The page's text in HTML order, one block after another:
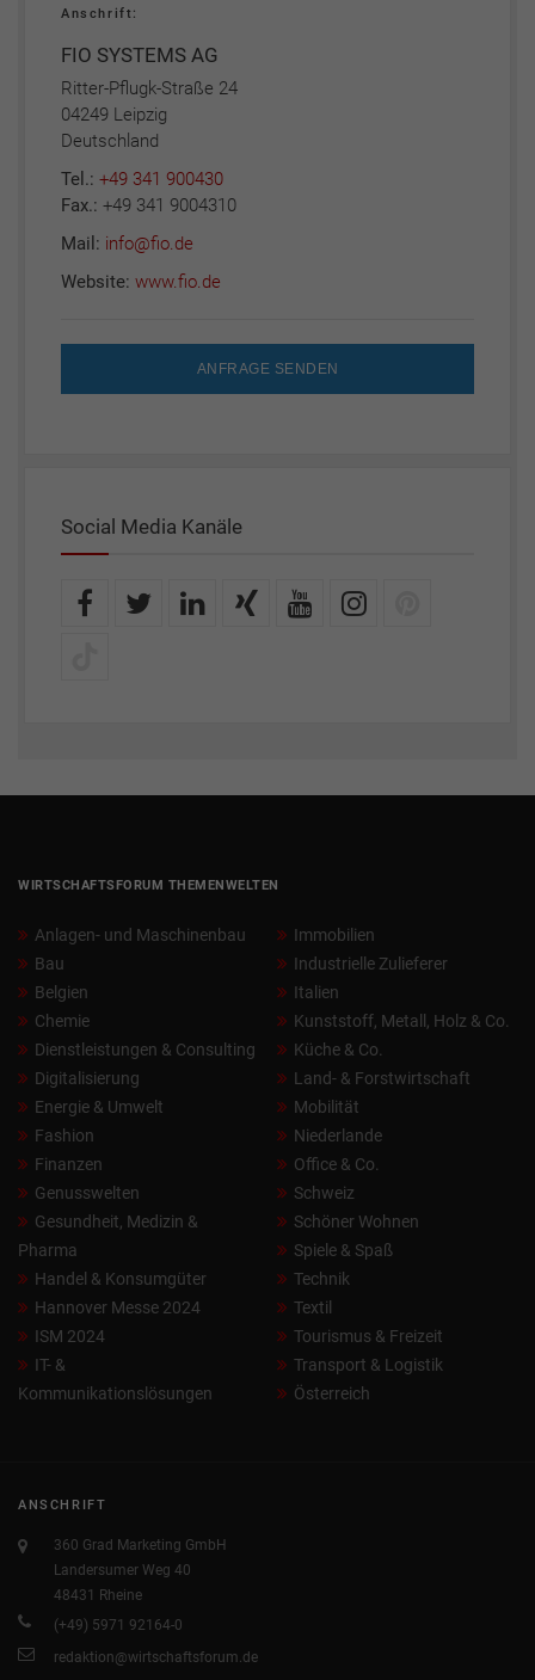
Anschrift:
FIO SYSTEMS AG
Ritter-Pflugk-Straße 24
04249 Leipzig
Deutschland
Tel.: +49 341 900430
Fax.: +49 341 9004310
Mail: info@fio.de
Website: www.fio.de
ANFRAGE SENDEN
Social Media Kanäle
WIRTSCHAFTSFORUM THEMENWELTEN
Anlagen- und Maschinenbau
Bau
Belgien
Chemie
Dienstleistungen & Consulting
Digitalisierung
Energie & Umwelt
Fashion
Finanzen
Genusswelten
Gesundheit, Medizin &
Pharma
Handel & Konsumgüter
Hannover Messe 2024
ISM 2024
IT- &
Kommunikationslösungen
Immobilien
Industrielle Zulieferer
Italien
Kunststoff, Metall, Holz & Co.
Küche & Co.
Land- & Forstwirtschaft
Mobilität
Niederlande
Office & Co.
Schweiz
Schöner Wohnen
Spiele & Spaß
Technik
Textil
Tourismus & Freizeit
Transport & Logistik
Österreich
ANSCHRIFT
360 Grad Marketing GmbH
Landersumer Weg 40
48431 Rheine
(+49) 5971 92164-0
redaktion@wirtschaftsforum.de